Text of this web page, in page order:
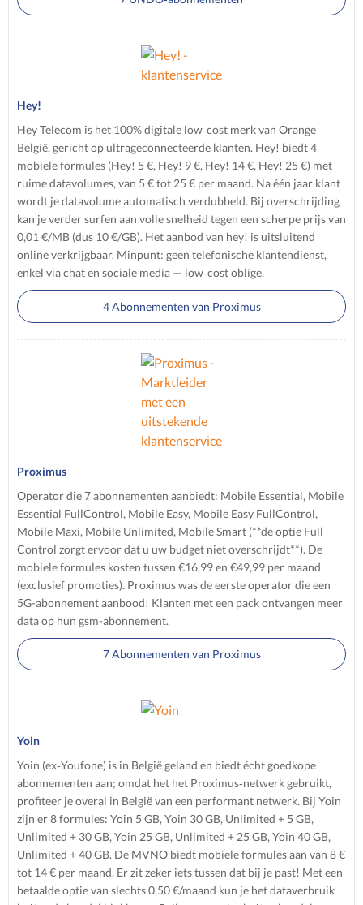
Hey!
Hey Telecom is het 100% digitale low‑cost merk van Orange
België, gericht op ultrageconnecteerde klanten. Hey! biedt 4
mobiele formules (Hey! 5 €, Hey! 9 €, Hey! 14 €, Hey! 25 €) met
ruime datavolumes, van 5 € tot 25 € per maand. Na één jaar klant
wordt je datavolume automatisch verdubbeld. Bij overschrijding
kan je verder surfen aan volle snelheid tegen een scherpe prijs van
0,01 €/MB (dus 10 €/GB). Het aanbod van hey! is uitsluitend
online verkrijgbaar. Minpunt: geen telefonische klantendienst,
enkel via chat en sociale media — low‑cost oblige.
4 Abonnementen van Proximus
Proximus
Operator die 7 abonnementen aanbiedt: Mobile Essential, Mobile
Essential FullControl, Mobile Easy, Mobile Easy FullControl,
Mobile Maxi, Mobile Unlimited, Mobile Smart (**de optie Full
Control zorgt ervoor dat u uw budget niet overschrijdt**). De
mobiele formules kosten tussen €16,99 en €49,99 per maand
(exclusief promoties). Proximus was de eerste operator die een
5G-abonnement aanbood! Klanten met een pack ontvangen meer
data op hun gsm-abonnement.
7 Abonnementen van Proximus
Yoin
Yoin (ex‑Youfone) is in België geland en biedt écht goedkope
abonnementen aan; omdat het het Proximus‑netwerk gebruikt,
profiteer je overal in België van een performant netwerk. Bij Yoin
zijn er 8 formules: Yoin 5 GB, Yoin 30 GB, Unlimited + 5 GB,
Unlimited + 30 GB, Yoin 25 GB, Unlimited + 25 GB, Yoin 40 GB,
Unlimited + 40 GB. De MVNO biedt mobiele formules aan van 8 €
tot 14 € per maand. Er zit zeker iets tussen dat bij je past! Met een
betaalde optie van slechts 0,50 €/maand kun je het dataverbruik